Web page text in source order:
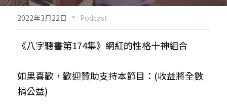
後天派陽宅
黃金會員專區
八字雜記
人氣最高
試閱專區
Podcast聽書
八字視頻
線上學苑
八字初階班2
八字完整班
我的著作
2022年3月22日 · Podcast
《八字聽書第174集》網紅的性格十神組合
如果喜歡，歡迎贊助支持本節目：(收益將全數
捐公益)
八字線上批命